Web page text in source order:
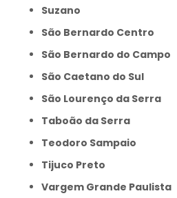
Suzano
São Bernardo Centro
São Bernardo do Campo
São Caetano do Sul
São Lourenço da Serra
Taboão da Serra
Teodoro Sampaio
Tijuco Preto
Vargem Grande Paulista